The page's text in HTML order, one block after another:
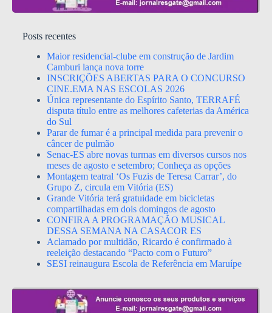
Posts recentes
Maior residencial-clube em construção de Jardim
Camburi lança nova torre
INSCRIÇÕES ABERTAS PARA O CONCURSO
CINE.EMA NAS ESCOLAS 2026
Única representante do Espírito Santo, TERRAFÉ
disputa título entre as melhores cafeterias da América
do Sul
Parar de fumar é a principal medida para prevenir o
câncer de pulmão
Senac-ES abre novas turmas em diversos cursos nos
meses de agosto e setembro; Conheça as opções
Montagem teatral ‘Os Fuzis de Teresa Carrar’, do
Grupo Z, circula em Vitória (ES)
Grande Vitória terá gratuidade em bicicletas
compartilhadas em dois domingos de agosto
CONFIRA A PROGRAMAÇÃO MUSICAL
DESSA SEMANA NA CASACOR ES
Aclamado por multidão, Ricardo é confirmado à
reeleição destacando “Pacto com o Futuro”
SESI reinaugura Escola de Referência em Maruípe